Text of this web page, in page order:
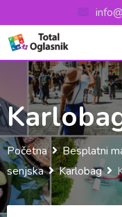
to
content
Početna Besplatni
senjska
Karlobag